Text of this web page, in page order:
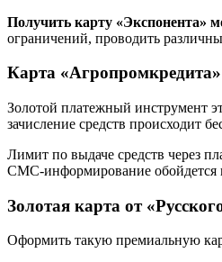
Получить карту «Экспонента»
ограничений, проводить
Карта «Агропромкредита»
Золотой платежный инструмент
зачисление средств происходит
Лимит по выдаче средств через
СМС-информирование обойдется
Золотая карта от
Оформить такую премиальную